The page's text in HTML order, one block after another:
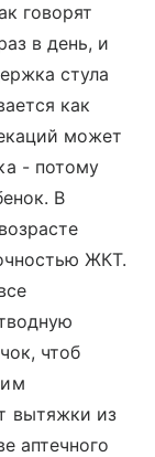
говорят
в день, и
стула
как
может
- потому
В
ЖКТ.
чтоб
вытяжки из
аптечного